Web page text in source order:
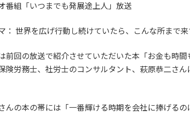
番組「いつまでも発展途上人」放送
： 世界を広げ行動し続けていたら、こんな所まで
前回の放送で紹介させていただいた本「お金も時
険労務士、社労士のコンサルタント、萩原恭二さ
んの本の帯には「一番輝ける時期を会社に捧げる